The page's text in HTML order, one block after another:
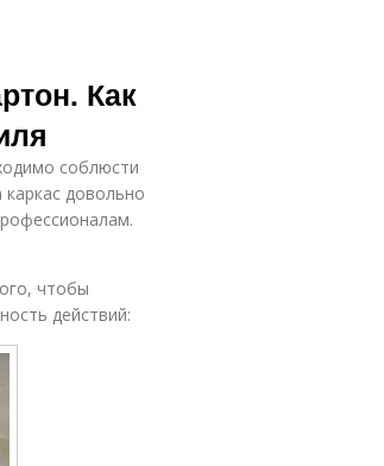
Как
соблюсти
довольно
чтобы
действий: